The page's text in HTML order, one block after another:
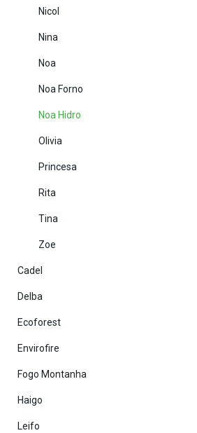
Nicol
Nina
Noa
Noa Forno
Noa Hidro
Olivia
Princesa
Rita
Tina
Zoe
Cadel
Delba
Ecoforest
Envirofire
Fogo Montanha
Haigo
Leifo